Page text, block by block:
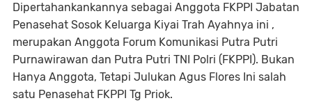
Dipertahankankannya sebagai Anggota FKPPI Jabatan
Penasehat Sosok Keluarga Kiyai Trah Ayahnya ini ,
merupakan Anggota Forum Komunikasi Putra Putri
Purnawirawan dan Putra Putri TNI Polri (FKPPI). Bukan
Hanya Anggota, Tetapi Julukan Agus Flores Ini salah
satu Penasehat FKPPI Tg Priok.